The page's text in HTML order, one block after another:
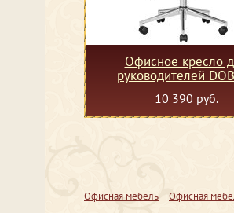
Офисное кресло
руководителей
SAMUEL, черный
10 390 руб.
Офисная мебель Офисная